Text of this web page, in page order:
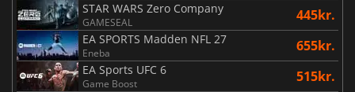
STAR WARS Zero Company
GAMESEAL 445kr.
EA SPORTS Madden NFL 27
Eneba 655kr.
EA Sports UFC 6
Game Boost 515kr.